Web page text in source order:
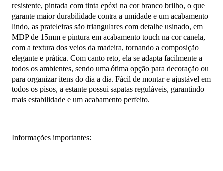
resistente, pintada com tinta epóxi na cor branco brilho, o que
garante maior durabilidade contra a umidade e um acabamento
lindo, as prateleiras são triangulares com detalhe usinado, em
MDP de 15mm e pintura em acabamento touch na cor canela,
com a textura dos veios da madeira, tornando a composição
elegante e prática. Com canto reto, ela se adapta facilmente a
todos os ambientes, sendo uma ótima opção para decoração ou
para organizar itens do dia a dia. Fácil de montar e ajustável em
todos os pisos, a estante possui sapatas reguláveis, garantindo
mais estabilidade e um acabamento perfeito.
Informações importantes: